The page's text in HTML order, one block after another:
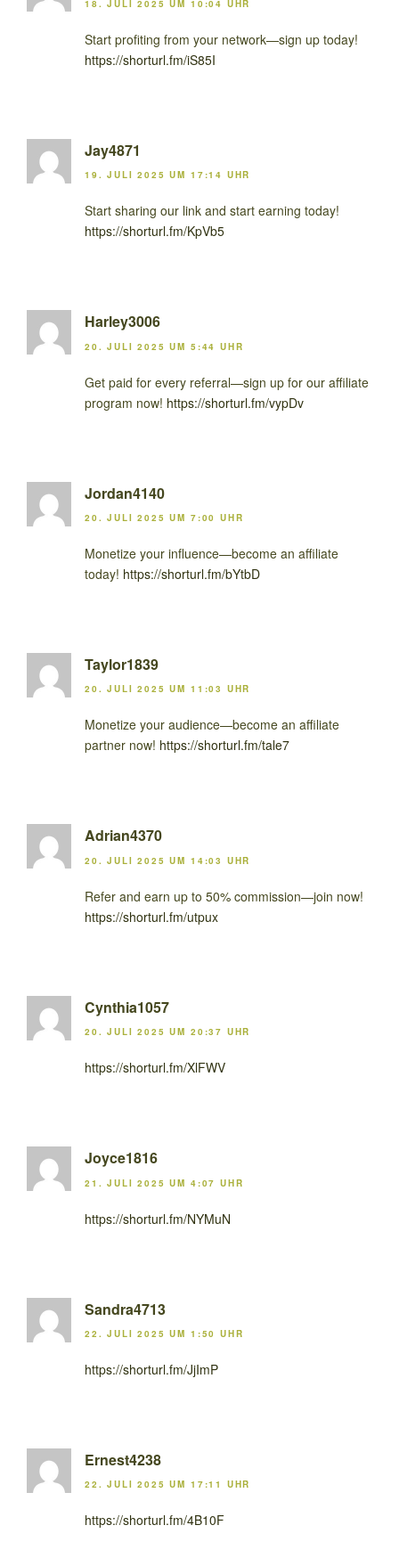
18. JULI 2025 UM 10:04 UHR
Start profiting from your network—sign up today!
https://shorturl.fm/iS85I
Jay4871
19. JULI 2025 UM 17:14 UHR
Start sharing our link and start earning today!
https://shorturl.fm/KpVb5
Harley3006
20. JULI 2025 UM 5:44 UHR
Get paid for every referral—sign up for our affiliate
program now! https://shorturl.fm/vypDv
Jordan4140
20. JULI 2025 UM 7:00 UHR
Monetize your influence—become an affiliate
today! https://shorturl.fm/bYtbD
Taylor1839
20. JULI 2025 UM 11:03 UHR
Monetize your audience—become an affiliate
partner now! https://shorturl.fm/tale7
Adrian4370
20. JULI 2025 UM 14:03 UHR
Refer and earn up to 50% commission—join now!
https://shorturl.fm/utpux
Cynthia1057
20. JULI 2025 UM 20:37 UHR
https://shorturl.fm/XlFWV
Joyce1816
21. JULI 2025 UM 4:07 UHR
https://shorturl.fm/NYMuN
Sandra4713
22. JULI 2025 UM 1:50 UHR
https://shorturl.fm/JjImP
Ernest4238
22. JULI 2025 UM 17:11 UHR
https://shorturl.fm/4B10F